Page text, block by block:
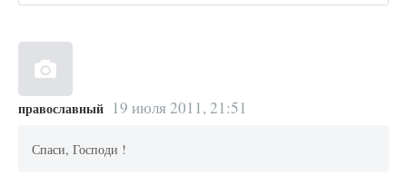
православный 19 июля 2011, 21:51
Спаси, Господи !